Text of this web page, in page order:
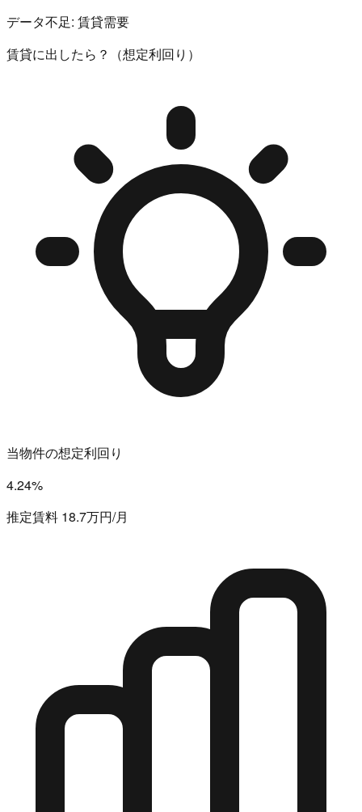
データ不足: 賃貸需要
賃貸に出したら？（想定利回り）
当物件の想定利回り
4.24%
推定賃料 18.7万円/月